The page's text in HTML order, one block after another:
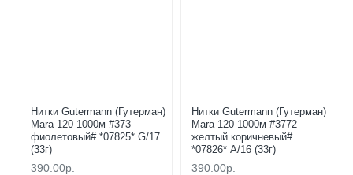
Нитки Gutermann (Гутерман)
Mara 120 1000м #373
фиолетовый# *07825* G/17
(33г)
390.00р.
Нитки Gutermann (Гутерман)
Mara 120 1000м #3772
желтый коричневый#
*07826* A/16 (33г)
390.00р.